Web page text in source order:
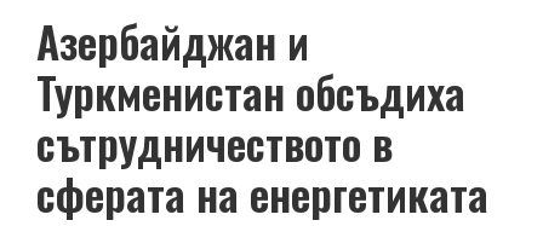
Азербайджан и
Туркменистан обсъдиха
сътрудничеството в
сферата на енергетиката